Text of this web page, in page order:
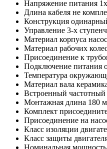
Напряжение питания
Длина кабеля не
Конструкция
Управление 3-х
Материал корпуса
Материал рабочих
Присоединение к
Подключение питания
Температура
Материал вала
Встроенный частотный
Монтажная длина 180
Комплект
Присоединение на
Класс изоляции
Класс защиты